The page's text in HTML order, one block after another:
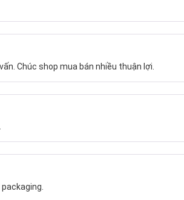
Chúc shop mua bán nhiều thuận lợi.